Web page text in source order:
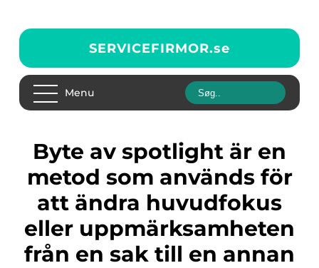
SERVICEFIRMOR.se
Menu
Byte av spotlight är en
metod som används för
att ändra huvudfokus
eller uppmärksamheten
från en sak till en annan